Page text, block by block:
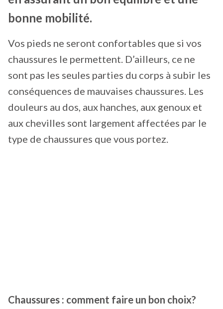
bonne mobilité.
Vos pieds ne seront confortables que si vos
chaussures le permettent. D’ailleurs, ce ne
sont pas les seules parties du corps à subir les
conséquences de mauvaises chaussures. Les
douleurs au dos, aux hanches, aux genoux et
aux chevilles sont largement affectées par le
type de chaussures que vous portez.
Chaussures : comment faire un bon choix?